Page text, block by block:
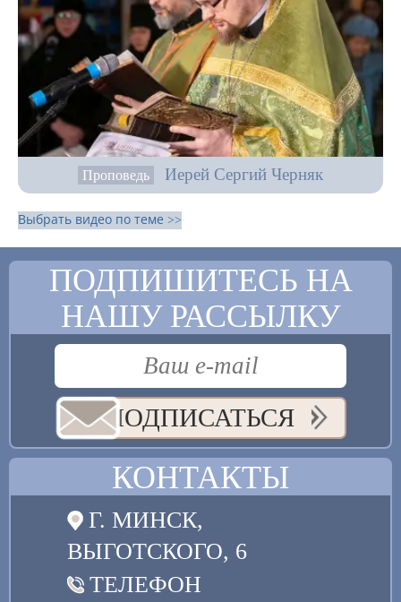
Проповедь Иерей Сергий Черняк
Выбрать видео по теме >>
ПОДПИШИТЕСЬ НА
НАШУ РАССЫЛКУ
ПОДПИСАТЬСЯ
КОНТАКТЫ
Г. МИНСК,
ВЫГОТСКОГО, 6
ТЕЛЕФОН